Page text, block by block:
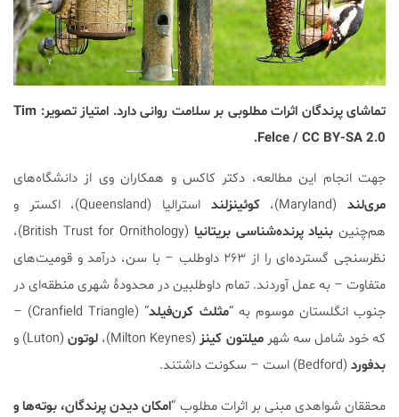
تماشای پرندگان اثرات مطلوبی بر سلامت روانی دارد. امتیاز تصویر: Tim
Felce / CC BY-SA 2.0.
جهت انجام این مطالعه، دکتر کاکس و همکاران وی از دانشگاه‌های
مری‌لند(Maryland)، کوئینزلند
استرالیا (Queensland)، اکستر و
هم‌چنین بنیاد پرنده‌شناسی بریتانیا
(British Trust for Ornithology)،
نظرسنجی گسترده‌ای را از ۲۶۳ داوطلب – با سن، درآمد و قومیت‌های
متفاوت – به عمل آوردند. تمام داوطلبین در محدودۀ شهری منطقه‌ای در
جنوب انگلستان موسوم به “مثلث کرن‌فیلد
” (Cranfield Triangle) –
که خود شامل سه شهرمیلتون کینز(Milton Keynes)، لوتون(Luton) و
بدفورد (Bedford) است – سکونت داشتند.
محققان شواهدی مبنی بر اثرات مطلوب “امکان دیدن پرندگان، بوته‌ها و